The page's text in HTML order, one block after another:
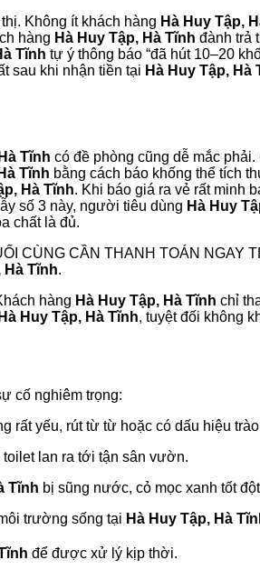
Không ít khách hàng Hà Huy Tập,
hàng Hà Huy Tập, Hà Tĩnh đành trả
Tĩnh tự ý thông báo “đã hút 10–20
sau khi nhận tiền tại Hà Huy Tập, Hà
Tĩnh có đề phòng cũng dễ mắc
Tĩnh bằng cách báo khống thể tích
Hà Tĩnh. Khi báo giá ra vẻ rất minh
số 3 này, người tiêu dùng Hà Huy
chất là đủ.
CÙNG CẦN THANH TOÁN NGAY
Hà Tĩnh.
hàng Hà Huy Tập, Hà Tĩnh chỉ
Hà Huy Tập, Hà Tĩnh, tuyệt đối không
cố nghiêm trọng:
rất yếu, rút từ từ hoặc có dấu hiệu
toilet lan ra tới tận sân vườn.
Tĩnh bị sũng nước, cỏ mọc xanh tốt
trường sống tại Hà Huy Tập, Hà
để được xử lý kịp thời.